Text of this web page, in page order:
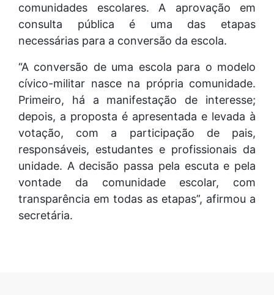
comunidades escolares. A aprovação em
consulta pública é uma das etapas
necessárias para a conversão da escola.
“A conversão de uma escola para o modelo
cívico-militar nasce na própria comunidade.
Primeiro, há a manifestação de interesse;
depois, a proposta é apresentada e levada à
votação, com a participação de pais,
responsáveis, estudantes e profissionais da
unidade. A decisão passa pela escuta e pela
vontade da comunidade escolar, com
transparência em todas as etapas”, afirmou a
secretária.